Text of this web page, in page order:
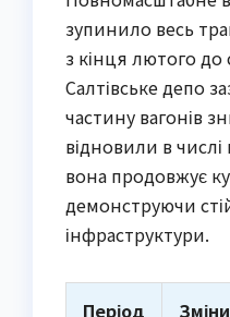
зупинило весь
з кінця лютого
Салтівське депо
частину вагонів
відновили в
вона продовжує
демонструючи
інфраструктури.
Період
Зміни